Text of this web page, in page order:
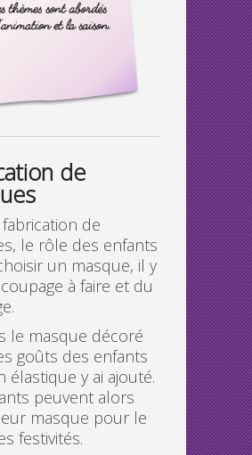
de
de
le rôle des enfants
un masque, il y
à faire et du
le masque décoré
goûts des enfants
élastique y ai ajouté.
peuvent alors
masque pour le
festivités.